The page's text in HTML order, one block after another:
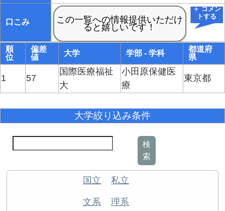
口こみ
＋ コメン
トする
順
位
偏差
値
大学 学部 - 学科
都道府
県
1 57
国際医療福祉
大
小田原保健医
療
東京都
大学絞り込み条件
検
索
国立 私立
文系 理系